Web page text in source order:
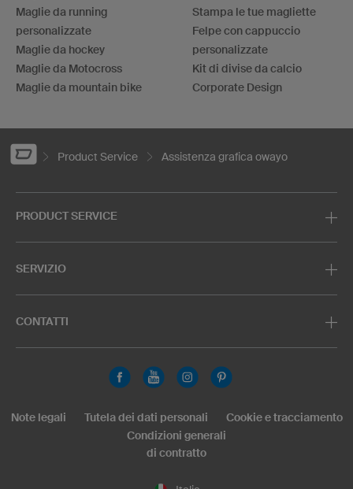
Maglie da running
personalizzate
Maglie da hockey
Maglie da Motocross
Maglie da mountain bike
Stampa le tue magliette
Felpe con cappuccio
personalizzate
Kit di divise da calcio
Corporate Design
Product Service Assistenza grafica owayo
PRODUCT SERVICE
SERVIZIO
CONTATTI
Note legali Tutela dei dati personali
Cookie e tracciamento
Condizioni generali
di contratto